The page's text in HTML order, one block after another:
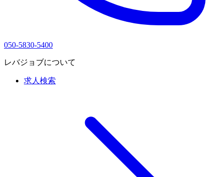
050-5830-5400
レバジョブについて
求人検索